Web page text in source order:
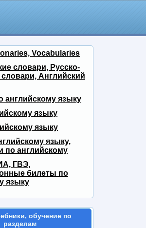
Vocabularies
словари, Русско-
Английский
английскому языку
языку
языку
языку,
по английскому
ГВЭ,
билеты по
языку
обучение по
разделам